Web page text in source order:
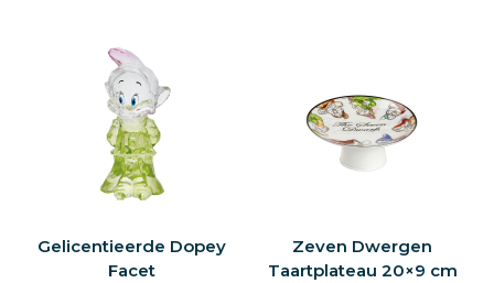
Gelicentieerde Dopey
Facet
Zeven Dwergen
Taartplateau 20×9 cm